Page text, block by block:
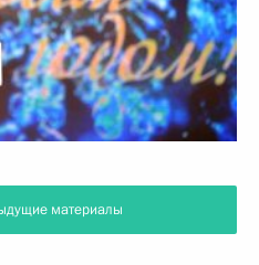
материалы